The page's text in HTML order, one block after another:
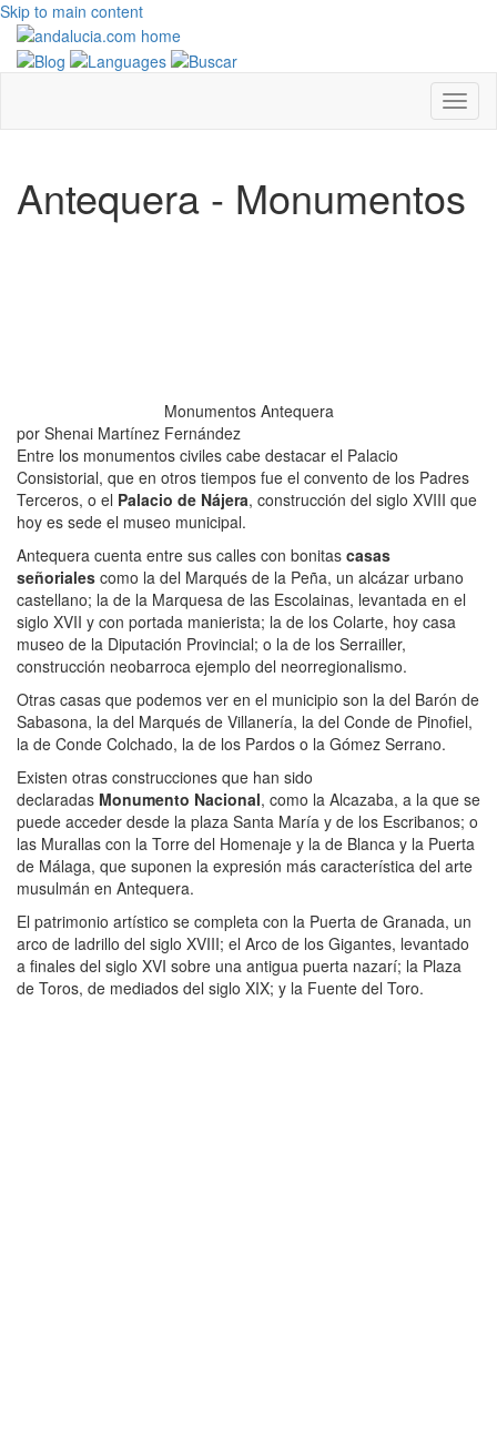
Skip to main content
Antequera - Monumentos
Monumentos Antequera
por Shenai Martínez Fernández
Entre los monumentos civiles cabe destacar el Palacio
Consistorial, que en otros tiempos fue el convento de los Padres
Terceros, o el Palacio de Nájera, construcción del siglo XVIII que
hoy es sede el museo municipal.
Antequera cuenta entre sus calles con bonitas casas
señoriales como la del Marqués de la Peña, un alcázar urbano
castellano; la de la Marquesa de las Escolainas, levantada en el
siglo XVII y con portada manierista; la de los Colarte, hoy casa
museo de la Diputación Provincial; o la de los Serrailler,
construcción neobarroca ejemplo del neorregionalismo.
Otras casas que podemos ver en el municipio son la del Barón de
Sabasona, la del Marqués de Villanería, la del Conde de Pinofiel,
la de Conde Colchado, la de los Pardos o la Gómez Serrano.
Existen otras construcciones que han sido
declaradas Monumento Nacional, como la Alcazaba, a la que se
puede acceder desde la plaza Santa María y de los Escribanos; o
las Murallas con la Torre del Homenaje y la de Blanca y la Puerta
de Málaga, que suponen la expresión más característica del arte
musulmán en Antequera.
El patrimonio artístico se completa con la Puerta de Granada, un
arco de ladrillo del siglo XVIII; el Arco de los Gigantes, levantado
a finales del siglo XVI sobre una antigua puerta nazarí; la Plaza
de Toros, de mediados del siglo XIX; y la Fuente del Toro.